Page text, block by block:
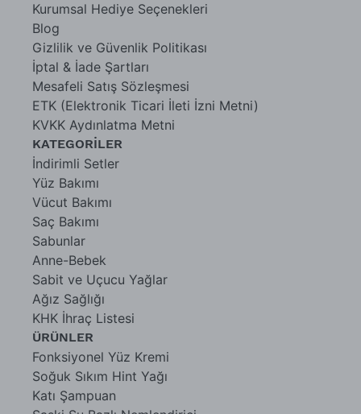
Kurumsal Hediye Seçenekleri
Blog
Gizlilik ve Güvenlik Politikası
İptal & İade Şartları
Mesafeli Satış Sözleşmesi
ETK (Elektronik Ticari İleti İzni Metni)
KVKK Aydınlatma Metni
KATEGORİLER
İndirimli Setler
Yüz Bakımı
Vücut Bakımı
Saç Bakımı
Sabunlar
Anne-Bebek
Sabit ve Uçucu Yağlar
Ağız Sağlığı
KHK İhraç Listesi
ÜRÜNLER
Fonksiyonel Yüz Kremi
Soğuk Sıkım Hint Yağı
Katı Şampuan